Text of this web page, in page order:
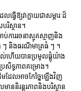
វើឱ្យវាក្លាយជាសម្ភារៈដ៏
រិស្ថាន។
ប់ការរចនាស្មុគស្មាញនិង
ធំ ៗ និងធរណីមាត្រធំ ៗ ។
ហើយបានប្រមូលផ្តុំយ៉ាង
សិទ្ធភាពគម្រោង។
មដែលអាចកែច្នៃឡើងវិញ
និរន្តរភាពនិងបរិស្ថាន